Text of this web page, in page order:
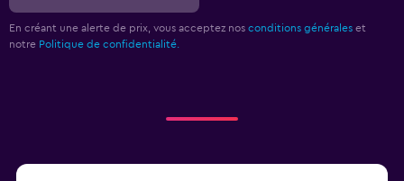
En créant une alerte de prix, vous acceptez nos conditions générales et
notre Politique de confidentialité.